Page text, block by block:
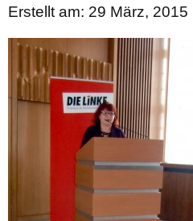
Erstellt am: 29 März, 2015 |